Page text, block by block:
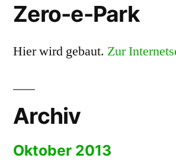
Zero-e-Park
Hier wird gebaut. Zur
Archiv
Oktober 2013